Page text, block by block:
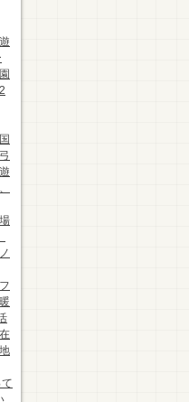
国
在
地